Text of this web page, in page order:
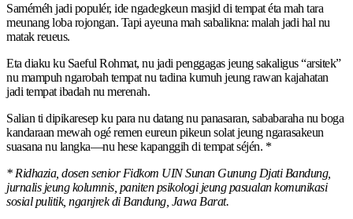
Saméméh jadi populér, ide ngadegkeun masjid di tempat éta mah tara
meunang loba rojongan. Tapi ayeuna mah sabalikna: malah jadi hal nu
matak reueus.
Eta diaku ku Saeful Rohmat, nu jadi penggagas jeung sakaligus “arsitek”
nu mampuh ngarobah tempat nu tadina kumuh jeung rawan kajahatan
jadi tempat ibadah nu merenah.
Salian ti dipikaresep ku para nu datang nu panasaran, sababaraha nu boga
kandaraan mewah ogé remen eureun pikeun solat jeung ngarasakeun
suasana nu langka—nu hese kapanggih di tempat séjén. *
* Ridhazia, dosen senior Fidkom UIN Sunan Gunung Djati Bandung,
jurnalis jeung kolumnis, paniten psikologi jeung pasualan komunikasi
sosial pulitik, nganjrek di Bandung, Jawa Barat.